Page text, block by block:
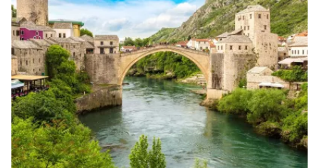
Continuați cu e-mailul